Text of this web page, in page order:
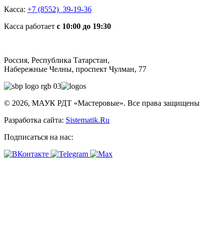
Касса: +7 (8552) 39-19-36
Касса работает с 10:00 до 19:30
Россия, Республика Татарстан,
Набережные Челны, проспект Чулман, 77
© 2026, МАУК РДТ «Мастеровые». Все права защищены
Разработка сайта: Sistematik.Ru
Подписаться на нас: